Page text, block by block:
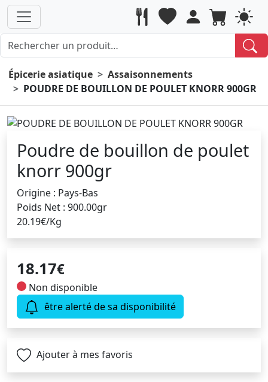
Épicerie asiatique
Assaisonnements
POUDRE DE BOUILLON DE POULET KNORR 900GR
Poudre de bouillon de poulet
knorr 900gr
Origine : Pays-Bas
Poids Net : 900.00gr
20.19€/Kg
18.17€
Non disponible
être alerté de sa disponibilité
Ajouter à mes favoris